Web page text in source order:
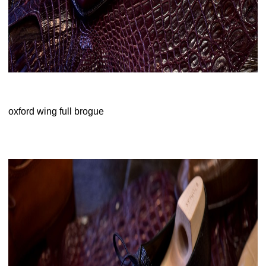
oxford wing full brogue